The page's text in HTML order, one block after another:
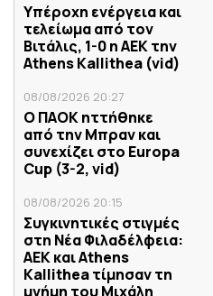
Υπέροχη ενέργεια και
τελείωμα από τον
Βιτάλις, 1-0 η ΑΕΚ την
Athens Kallithea (vid)
08/08/2026 20:27
Ο ΠΑΟΚ ηττήθηκε
από την Μπραν και
συνεχίζει στο Europa
Cup (3-2, vid)
08/08/2026 20:15
Συγκινητικές στιγμές
στη Νέα Φιλαδέλφεια:
ΑΕΚ και Athens
Kallithea τίμησαν τη
μνήμη του Μιχάλη